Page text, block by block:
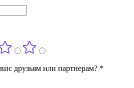
друзьям или партнерам? *